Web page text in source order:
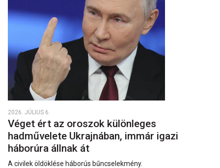
2026. JÚLIUS 6.
Véget ért az oroszok különleges
hadművelete Ukrajnában, immár igazi
háborúra állnak át
A civilek öldöklése háborús bűncselekmény.